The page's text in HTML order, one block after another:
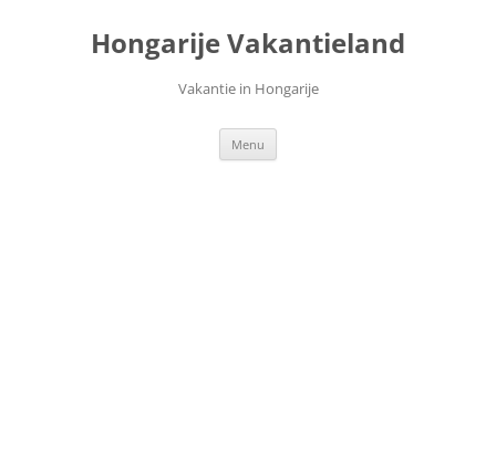
Hongarije Vakantieland
Vakantie in Hongarije
Menu